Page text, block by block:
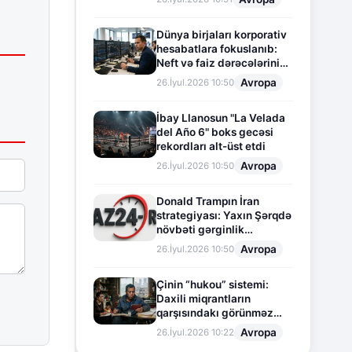
Dünya birjaları korporativ
hesabatlara fokuslanıb:
Neft və faiz dərəcələrinin
təsiri altında cari vəziyyət
26.İyul.2026 10:50 Avropa
İbay Llanosun "La Velada
del Año 6" boks gecəsi
rekordları alt-üst etdi
26.İyul.2026 10:50 Avropa
Donald Trampın İran
strategiyası: Yaxın Şərqdə
növbəti gərginlik
mərhələsi
26.İyul.2026 10:50 Avropa
Çinin “hukou” sistemi:
Daxili miqrantların
qarşısındakı görünməz
sədd
26.İyul.2026 10:22 Avropa